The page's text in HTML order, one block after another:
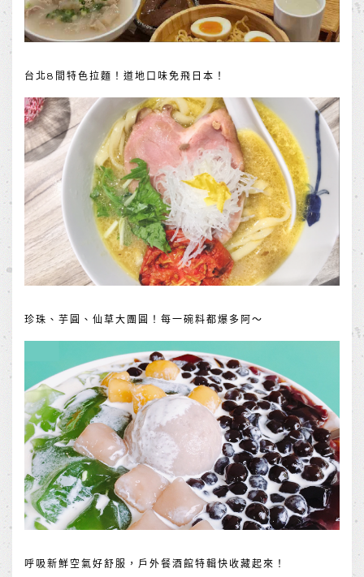
台北8間特色拉麵！道地口味免飛日本！
珍珠、芋圓、仙草大團圓！每一碗料都爆多阿～
呼吸新鮮空氣好舒服，戶外餐酒館特輯快收藏起來！